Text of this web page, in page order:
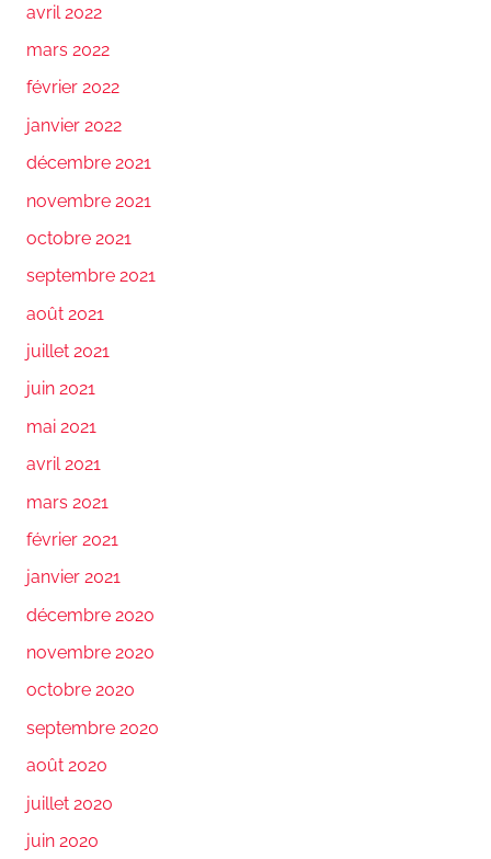
avril 2022
mars 2022
février 2022
janvier 2022
décembre 2021
novembre 2021
octobre 2021
septembre 2021
août 2021
juillet 2021
juin 2021
mai 2021
avril 2021
mars 2021
février 2021
janvier 2021
décembre 2020
novembre 2020
octobre 2020
septembre 2020
août 2020
juillet 2020
juin 2020